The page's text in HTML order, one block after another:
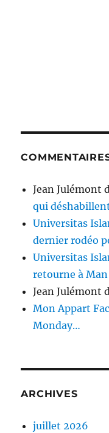
Jean Julémont
qui
Universitas
dernier rodéo
Universitas
retourne à Man
Jean Julémont
Mon Appart
Monday…
ARCHIVES
juillet 2026